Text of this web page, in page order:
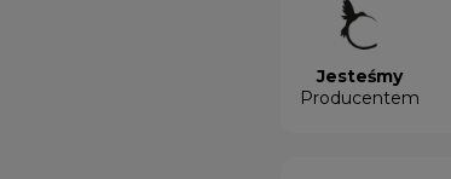
Jesteśmy
Producentem